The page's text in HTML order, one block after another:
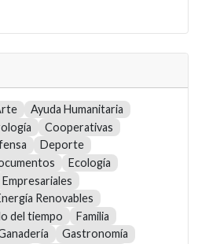
Ayuda Humanitaria
Cooperativas
Deporte
Ecología
Empresariales
Renovables
del tiempo
Familia
Gastronomía